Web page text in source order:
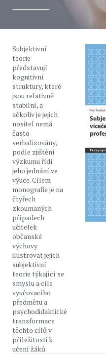
Subjektivní
teorie
představují
kognitivní
struktury, které
jsou relativně
stabilní, a
ačkoliv je jejich
nositel nemá
často
verbalizovány,
podle zjištění
výzkumu řídí
jeho jednání ve
výuce. Cílem
monografie je na
čtyřech
zkoumaných
případech
učitelek
občanské
výchovy
ilustrovat jejich
subjektivní
teorie týkající se
smyslu a cíle
vyučovacího
předmětu a
psychodidaktické
transformace
těchto cílů v
příležitosti k
učení žáků.